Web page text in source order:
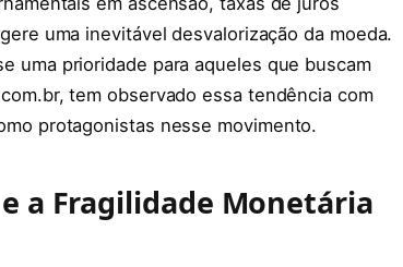
uma inevitável desvalorização da moeda.
uma prioridade para aqueles que buscam
tem observado essa tendência com
protagonistas nesse movimento.
a Fragilidade Monetária